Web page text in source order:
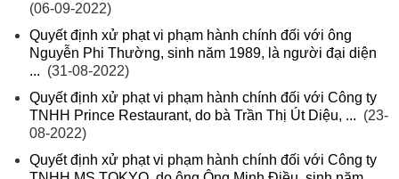
(06-09-2022)
Quyết định xử phạt vi phạm hành chính đối với ông
Nguyễn Phi Thường, sinh năm 1989, là người đại diện
... (31-08-2022)
Quyết định xử phạt vi phạm hành chính đối với Công ty
TNHH Prince Restaurant, do bà Trần Thị Út Diệu, ... (23-
08-2022)
Quyết định xử phạt vi phạm hành chính đối với Công ty